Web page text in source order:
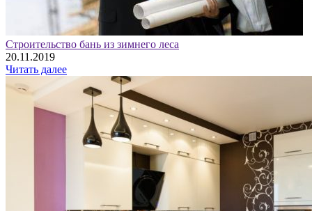
Строительство бань из зимнего леса
20.11.2019
Читать далее